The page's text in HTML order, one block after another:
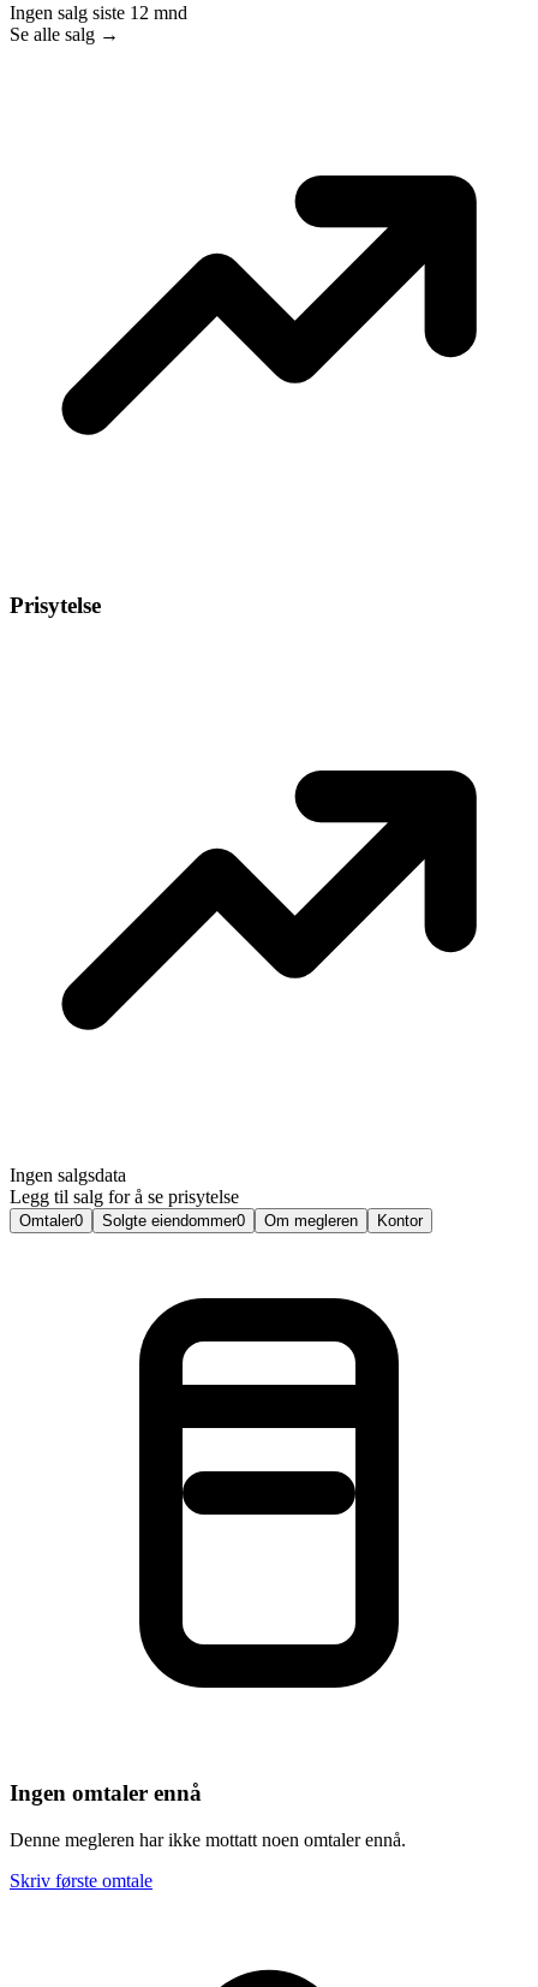
Ingen salg siste 12 mnd
Se alle salg →
Prisytelse
Ingen salgsdata
Legg til salg for å se prisytelse
Omtaler0 Solgte eiendommer0 Om megleren Kontor
Ingen omtaler ennå
Denne megleren har ikke mottatt noen omtaler ennå.
Skriv første omtale